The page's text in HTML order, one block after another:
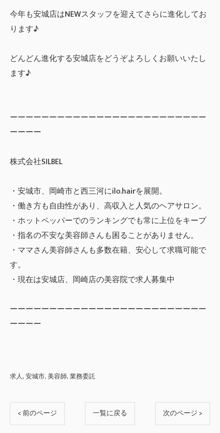
今年も安城店はNEWスタッフを迎えてさらに進化してお
ります♪
どんどん進化する安城店をどうぞよろしくお願いいたし
ます♪
ーーーーーーーーーーーーーーーーーーーーーーーーー
ーーーー
株式会社SILBEL
・安城市、岡崎市と西三河にilo.hairを展開。
・働き方も自由性があり、高収入と人気のヘアサロン。
・ホットペッパーでのランキングでも常に上位をキープ
・指名の不安な美容師さんも困ることがありません。
・ママさん美容師さんも多数在籍、安心して求職可能で
す。
・現在は安城店、岡崎店の美容院で求人募集中
ーーーーーーーーーーーーーーーーーーーーーーーーー
ーーーー
求人 安城市 美容師 業務委託
< 前のページ 一覧に戻る 次のページ >